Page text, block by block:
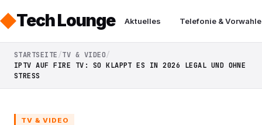
Tech Lounge Aktuelles Telefonie &
STARTSEITE
TV & VIDEO
IPTV AUF FIRE TV: SO KLAPPT ES IN 2026 LEGAL UND OHNE
STRESS
TV & VIDEO